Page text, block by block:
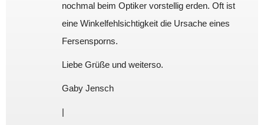
nochmal beim Optiker vorstellig erden. Oft ist
eine Winkelfehlsichtigkeit die Ursache eines
Fersensporns.
Liebe Grüße und weiterso.
Gaby Jensch
|